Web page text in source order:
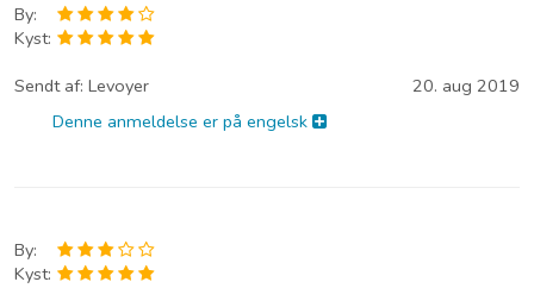
By:
Kyst:
Sendt af: Levoyer
20. aug 2019
Denne anmeldelse er på engelsk
By:
Kyst: